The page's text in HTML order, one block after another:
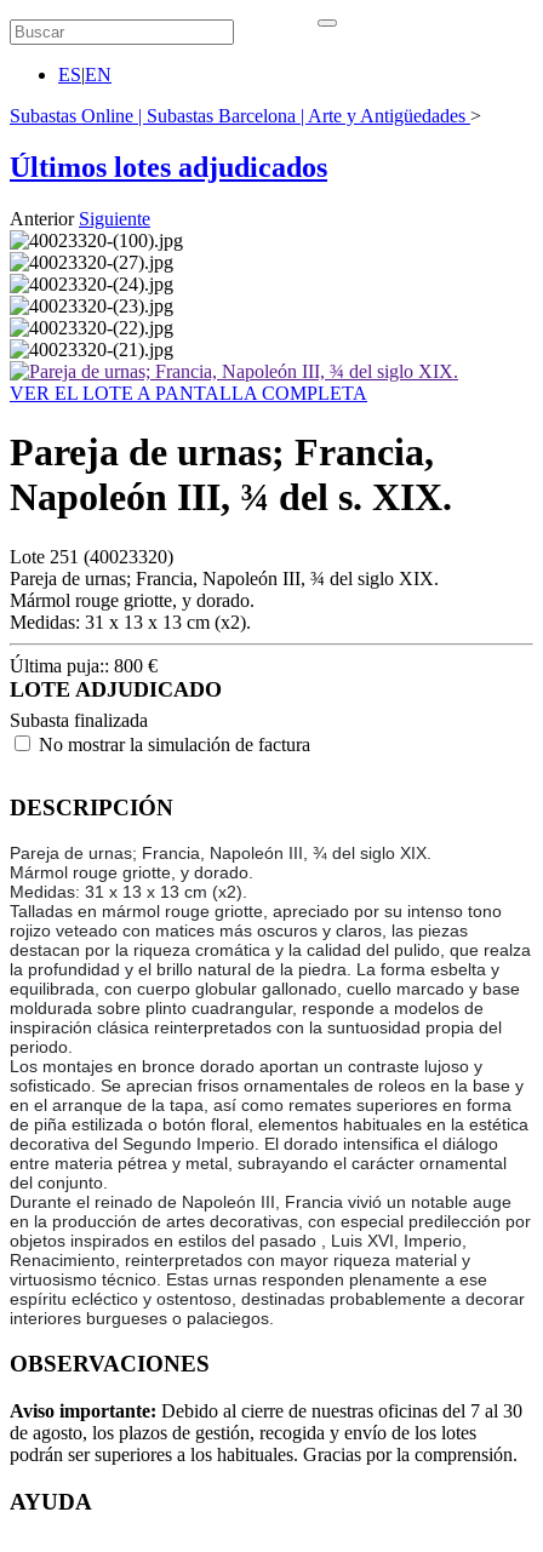
ES|EN
Subastas Online | Subastas Barcelona | Arte y Antigüedades >
Últimos lotes adjudicados
Anterior Siguiente
VER EL LOTE A PANTALLA COMPLETA
Pareja de urnas; Francia,
Napoleón III, ¾ del s. XIX.
Lote 251 (40023320)
Pareja de urnas; Francia, Napoleón III, ¾ del siglo XIX.
Mármol rouge griotte, y dorado.
Medidas: 31 x 13 x 13 cm (x2).
Última puja:: 800 €
LOTE ADJUDICADO
Subasta finalizada
No mostrar la simulación de factura
DESCRIPCIÓN
Pareja de urnas; Francia, Napoleón III, ¾ del siglo XIX.
Mármol rouge griotte, y dorado.
Medidas: 31 x 13 x 13 cm (x2).
Talladas en mármol rouge griotte, apreciado por su intenso tono
rojizo veteado con matices más oscuros y claros, las piezas
destacan por la riqueza cromática y la calidad del pulido, que realza
la profundidad y el brillo natural de la piedra. La forma esbelta y
equilibrada, con cuerpo globular gallonado, cuello marcado y base
moldurada sobre plinto cuadrangular, responde a modelos de
inspiración clásica reinterpretados con la suntuosidad propia del
periodo.
Los montajes en bronce dorado aportan un contraste lujoso y
sofisticado. Se aprecian frisos ornamentales de roleos en la base y
en el arranque de la tapa, así como remates superiores en forma
de piña estilizada o botón floral, elementos habituales en la estética
decorativa del Segundo Imperio. El dorado intensifica el diálogo
entre materia pétrea y metal, subrayando el carácter ornamental
del conjunto.
Durante el reinado de Napoleón III, Francia vivió un notable auge
en la producción de artes decorativas, con especial predilección por
objetos inspirados en estilos del pasado , Luis XVI, Imperio,
Renacimiento, reinterpretados con mayor riqueza material y
virtuosismo técnico. Estas urnas responden plenamente a ese
espíritu ecléctico y ostentoso, destinadas probablemente a decorar
interiores burgueses o palaciegos.
OBSERVACIONES
Aviso importante: Debido al cierre de nuestras oficinas del 7 al 30
de agosto, los plazos de gestión, recogida y envío de los lotes
podrán ser superiores a los habituales. Gracias por la comprensión.
AYUDA